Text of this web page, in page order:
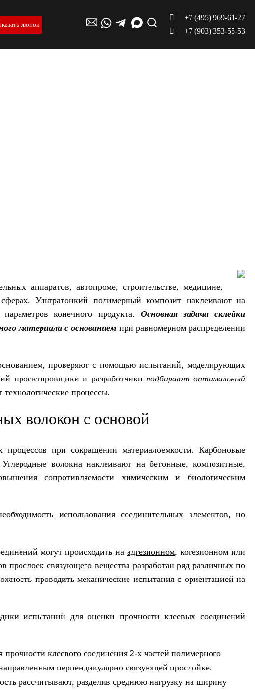
звонок
+7 (495) 969-61-27
+7 (903) 353-55-53
аппаратов, автопроме, строительстве, медицине,
Ультратонкий полимерный композит наклеивают на
конечного продукта. Основная задача склейки
материала с основанием при равномерном распределении
проверяют с помощью испытаний, моделирующих
проектировщики и разработчикиподбирают оптимальный
технологические процессы.
волокон с основой
процессов при сокращении материалоемкости. Карбоновые
волокна наклеивают на бетонные, композитные,
сопротивляемости химическим и биологическим
использования соединительных элементов, но
могут происходить на адгезионном, когезионном или
связующего вещества разработан ряд различных по
проводить механические испытания с ориентацией на
испытаний для оценки прочности клеевых соединений
клеевого соединения 2-х частей полимерного
перпендикулярно связующей прослойке.
рассчитывают, разделив среднюю нагрузку на ширину